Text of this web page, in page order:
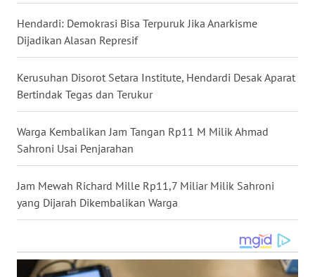
Hendardi: Demokrasi Bisa Terpuruk Jika Anarkisme
Dijadikan Alasan Represif
Kerusuhan Disorot Setara Institute, Hendardi Desak Aparat
Bertindak Tegas dan Terukur
Warga Kembalikan Jam Tangan Rp11 M Milik Ahmad
Sahroni Usai Penjarahan
Jam Mewah Richard Mille Rp11,7 Miliar Milik Sahroni
yang Dijarah Dikembalikan Warga
WN
WN
JOGJA
WN
JATIM
WN
BALI